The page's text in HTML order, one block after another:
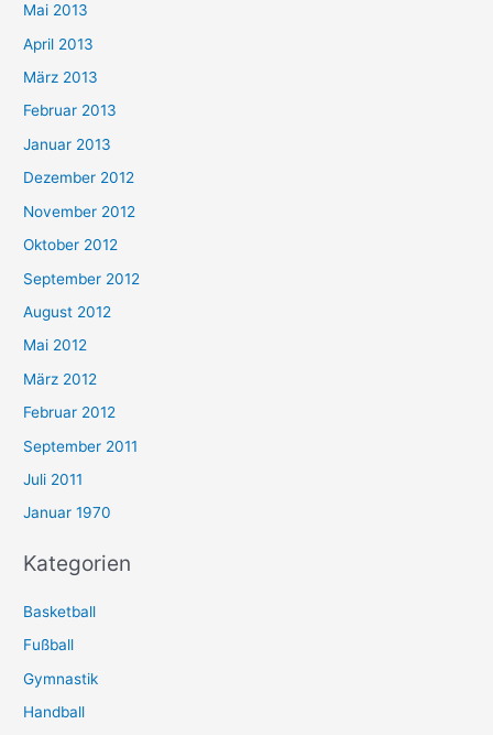
Mai 2013
April 2013
März 2013
Februar 2013
Januar 2013
Dezember 2012
November 2012
Oktober 2012
September 2012
August 2012
Mai 2012
März 2012
Februar 2012
September 2011
Juli 2011
Januar 1970
Kategorien
Basketball
Fußball
Gymnastik
Handball